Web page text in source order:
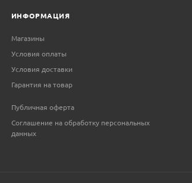
ИНФОРМАЦИЯ
Магазины
Условия оплаты
Условия доставки
Гарантия на товар
Публичная оферта
Соглашение на обработку персональных
данных